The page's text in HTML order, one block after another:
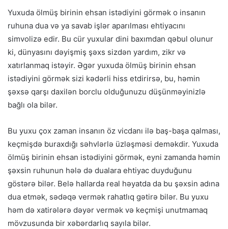
Yuxuda ölmüş birinin ehsan istədiyini görmək o insanın
ruhuna dua və ya savab işlər aparılması ehtiyacını
simvolizə edir. Bu cür yuxular dini baxımdan qəbul olunur
ki, dünyasını dəyişmiş şəxs sizdən yardım, zikr və
xatırlanmaq istəyir. Əgər yuxuda ölmüş birinin ehsan
istədiyini görmək sizi kədərli hiss etdirirsə, bu, həmin
şəxsə qarşı daxilən borclu olduğunuzu düşünməyinizlə
bağlı ola bilər.
Bu yuxu çox zaman insanın öz vicdanı ilə baş-başa qalması,
keçmişdə buraxdığı səhvlərlə üzləşməsi deməkdir. Yuxuda
ölmüş birinin ehsan istədiyini görmək, eyni zamanda həmin
şəxsin ruhunun hələ də dualara ehtiyac duyduğunu
göstərə bilər. Belə hallarda real həyatda da bu şəxsin adına
dua etmək, sədəqə vermək rahatlıq gətirə bilər. Bu yuxu
həm də xatirələrə dəyər vermək və keçmişi unutmamaq
mövzusunda bir xəbərdarlıq sayıla bilər.